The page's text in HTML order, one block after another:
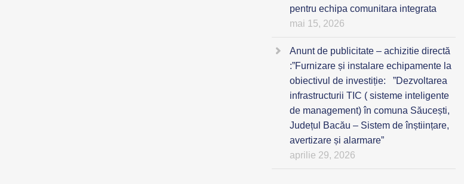
pentru echipa comunitara integrata
mai 15, 2026
Anunt de publicitate – achizitie directă
:”Furnizare și instalare echipamente la
obiectivul de investiție: ”Dezvoltarea
infrastructurii TIC ( sisteme inteligente
de management) în comuna Săucești,
Județul Bacău – Sistem de înștiințare,
avertizare și alarmare”
aprilie 29, 2026